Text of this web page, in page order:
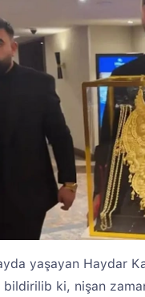
yaşayan Haydar
bildirilib ki, nişan